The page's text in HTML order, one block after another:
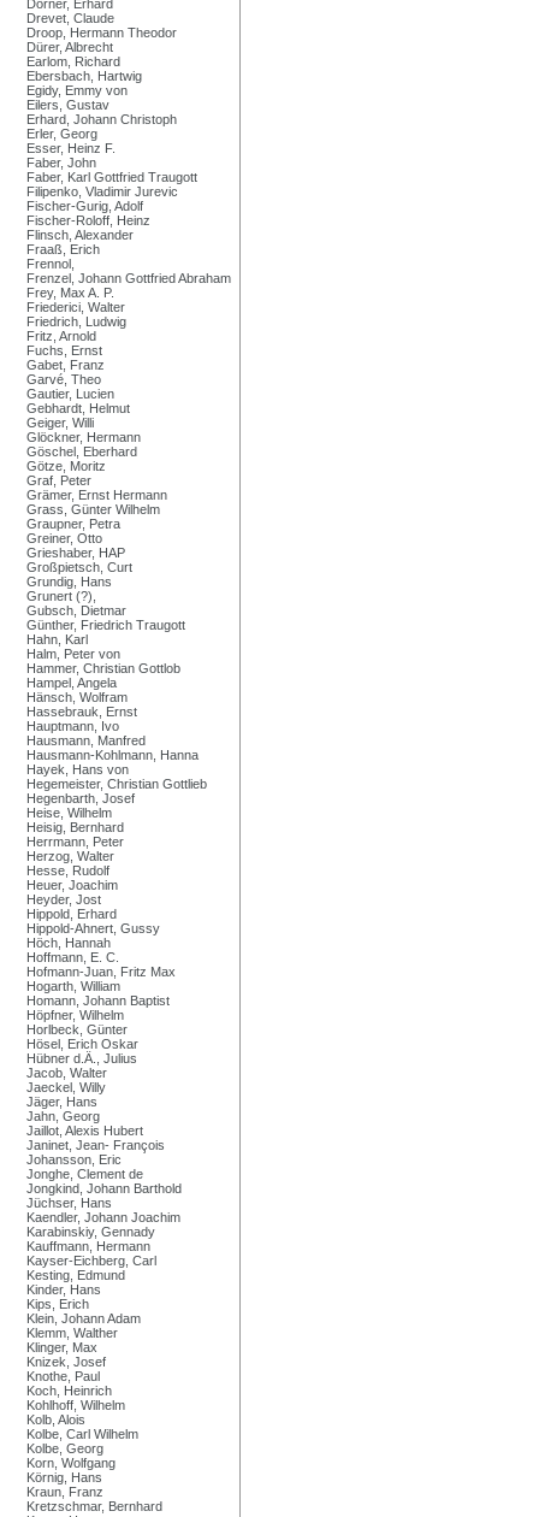
Dörner, Erhard
Drevet, Claude
Droop, Hermann Theodor
Dürer, Albrecht
Earlom, Richard
Ebersbach, Hartwig
Egidy, Emmy von
Eilers, Gustav
Erhard, Johann Christoph
Erler, Georg
Esser, Heinz F.
Faber, John
Faber, Karl Gottfried Traugott
Filipenko, Vladimir Jurevic
Fischer-Gurig, Adolf
Fischer-Roloff, Heinz
Flinsch, Alexander
Fraaß, Erich
Frennol,
Frenzel, Johann Gottfried Abraham
Frey, Max A. P.
Friederici, Walter
Friedrich, Ludwig
Fritz, Arnold
Fuchs, Ernst
Gabet, Franz
Garvé, Theo
Gautier, Lucien
Gebhardt, Helmut
Geiger, Willi
Glöckner, Hermann
Göschel, Eberhard
Götze, Moritz
Graf, Peter
Grämer, Ernst Hermann
Grass, Günter Wilhelm
Graupner, Petra
Greiner, Otto
Grieshaber, HAP
Großpietsch, Curt
Grundig, Hans
Grunert (?),
Gubsch, Dietmar
Günther, Friedrich Traugott
Hahn, Karl
Halm, Peter von
Hammer, Christian Gottlob
Hampel, Angela
Hänsch, Wolfram
Hassebrauk, Ernst
Hauptmann, Ivo
Hausmann, Manfred
Hausmann-Kohlmann, Hanna
Hayek, Hans von
Hegemeister, Christian Gottlieb
Hegenbarth, Josef
Heise, Wilhelm
Heisig, Bernhard
Herrmann, Peter
Herzog, Walter
Hesse, Rudolf
Heuer, Joachim
Heyder, Jost
Hippold, Erhard
Hippold-Ahnert, Gussy
Höch, Hannah
Hoffmann, E. C.
Hofmann-Juan, Fritz Max
Hogarth, William
Homann, Johann Baptist
Höpfner, Wilhelm
Horlbeck, Günter
Hösel, Erich Oskar
Hübner d.Ä., Julius
Jacob, Walter
Jaeckel, Willy
Jäger, Hans
Jahn, Georg
Jaillot, Alexis Hubert
Janinet, Jean- François
Johansson, Eric
Jonghe, Clement de
Jongkind, Johann Barthold
Jüchser, Hans
Kaendler, Johann Joachim
Karabinskiy, Gennady
Kauffmann, Hermann
Kayser-Eichberg, Carl
Kesting, Edmund
Kinder, Hans
Kips, Erich
Klein, Johann Adam
Klemm, Walther
Klinger, Max
Knizek, Josef
Knothe, Paul
Koch, Heinrich
Kohlhoff, Wilhelm
Kolb, Alois
Kolbe, Carl Wilhelm
Kolbe, Georg
Korn, Wolfgang
Körnig, Hans
Kraun, Franz
Kretzschmar, Bernhard